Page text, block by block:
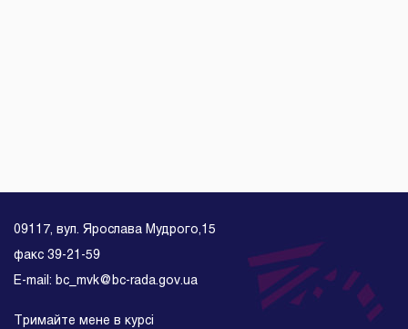
09117, вул. Ярослава Мудрого,15
факс 39-21-59
E-mail: bc_mvk@bc-rada.gov.ua
Тримайте мене в курсі